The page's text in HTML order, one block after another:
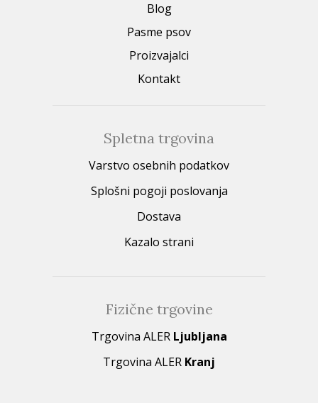
Blog
Pasme psov
Proizvajalci
Kontakt
Spletna trgovina
Varstvo osebnih podatkov
Splošni pogoji poslovanja
Dostava
Kazalo strani
Fizične trgovine
Trgovina ALER Ljubljana
Trgovina ALER Kranj